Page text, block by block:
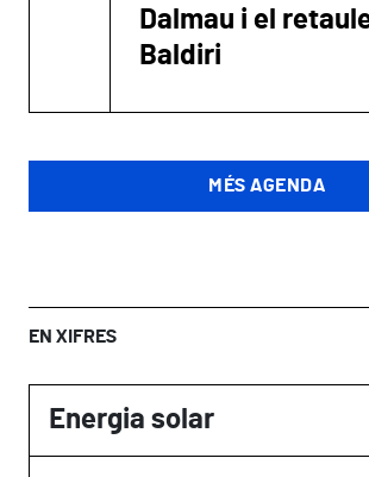
Dalmau i el
Baldiri
MÉS AGENDA
EN XIFRES
Energia solar